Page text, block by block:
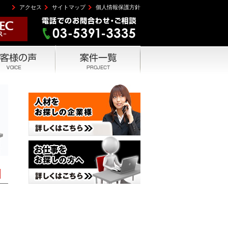
アクセス サイトマップ 個人情報保護方針